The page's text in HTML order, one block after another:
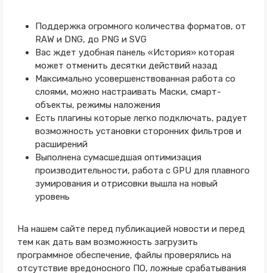
Поддержка огромного количества форматов, от
RAW и DNG, до PNG и SVG
Вас ждет удобная панель «История» которая
может отменить десятки действий назад
Максимально усовершенствованная работа со
слоями, можно настраивать Маски, смарт-
объекты, режимы наложения
Есть плагины которые легко подключать, радует
возможность установки сторонних фильтров и
расширений
Выполнена сумасшедшая оптимизация
производительности, работа с GPU для плавного
зумирования и отрисовки вышла на новый
уровень
На нашем сайте перед публикацией новости и перед
тем как дать вам возможность загрузить
программное обеспечение, файлы проверялись на
отсутствие вредоносного ПО, ложные срабатывания